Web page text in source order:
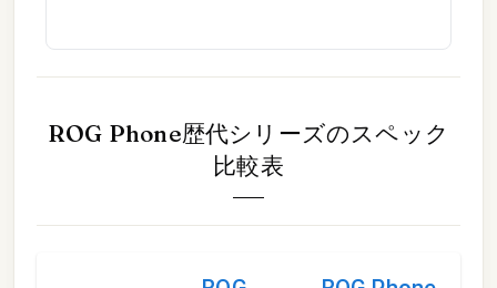
ROG Phone歴代シリーズのスペック
比較表